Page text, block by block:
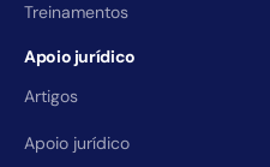
Treinamentos
Apoio jurídico
Artigos
Apoio jurídico